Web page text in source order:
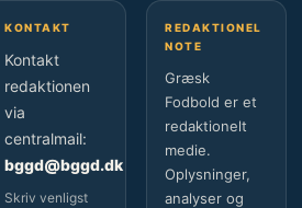
KONTAKT
Kontakt
redaktionen
via
centralmail:
bggd@bggd.dk
Skriv venligst
REDAKTIONEL
NOTE
Græsk
Fodbold er et
redaktionelt
medie.
Oplysninger,
analyser og